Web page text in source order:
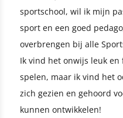
sportschool, wil ik mijn
sport en een goed
overbrengen bij alle
Ik vind het onwijs leuk
spelen, maar ik vind het
zich gezien en gehoord
kunnen ontwikkelen!